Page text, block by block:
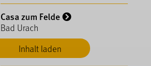
Inhalt laden
Casa zum Felde
Bad Urach